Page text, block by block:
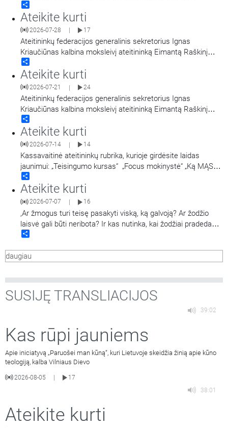
Ateitininkų federacijos generalinis sekretorius Ignas
Kriaučiūnas ir Lietuvos Respublikos prezidentūros Renginių ir
valstybinių apdovanojimų skyriuje dirbantis Rapolas Urbonas
aptaria klausimą, kodėl yra verta kurti šeimą? Taip pat
Ateikite kurti
2026-07-28 17
Ateitininkų federacijos generalinis sekretorius Ignas
Kriaučiūnas kalbina moksleivį ateitininką Eimantą Raškinį
apie jo atliktą mokinių tikėjimo tyrimą.
Ateikite kurti
2026-07-21 | 24
Ateitininkų federacijos generalinis sekretorius Ignas
Kriaučiūnas kalbina moksleivį ateitininką Eimantą Raškinį
apie jo atliktą mokinių tikėjimo tyrimą.
Ateikite kurti
2026-07-14 | 14
Kassavaitinė ateitininkų rubrika, kurioje girdėsite laidas
jaunimui: „Teisingumo kursas“ „Focus mokinystė“ „Ką MĄSto
moksleiviai?“ „Apie ugdymą“
Ateikite kurti
2026-07-07 16
,Ar žmogus turi teisę pasakyti viską, ką galvoją? Ar žodžio
laisvė gali būti neribota? Ir kas nutinka, kai žodžiai pradeda
žeisti, skaldyti ar kurstyti? Diskusiją apie žodžio laisvę: kur
riboti kalbą ir ar visiška
daugiau
SUSIJĘ TRANSLIACIJOS
39:02
Kas rūpi jauniems
Apie iniciatyvą „Paruošei man kūną“, kuri Lietuvoje skeidžia žinią apie kūno
teologiją, kalba Vilniaus Dievo
2026-08-05
17
38:01
Ateikite kurti